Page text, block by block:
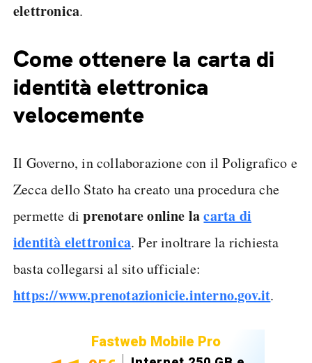
elettronica.
Come ottenere la carta di
identità elettronica
velocemente
Il Governo, in collaborazione con il Poligrafico e
Zecca dello Stato ha creato una procedura che
permette diprenotare online lacarta di
identità elettronica. Per inoltrare la richiesta
basta collegarsi al sito ufficiale:
https://www.prenotazionicie.interno.gov.it.
Fastweb Mobile Pro